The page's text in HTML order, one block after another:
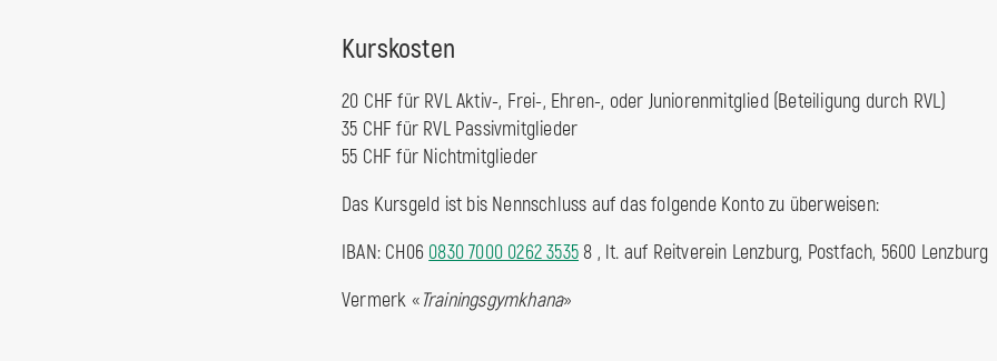
Kurskosten
20 CHF für RVL Aktiv-, Frei-, Ehren-, oder Juniorenmitglied (Beteiligung durch RVL)
35 CHF für RVL Passivmitglieder
55 CHF für Nichtmitglieder
Das Kursgeld ist bis Nennschluss auf das folgende Konto zu überweisen:
IBAN: CH06 0830 7000 0262 3535 8 , lt. auf Reitverein Lenzburg, Postfach, 5600 Lenzburg
Vermerk «Trainingsgymkhana»